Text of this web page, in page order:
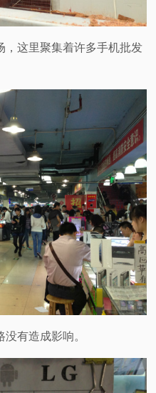
，这里聚集着许多手机批发
有造成影响。